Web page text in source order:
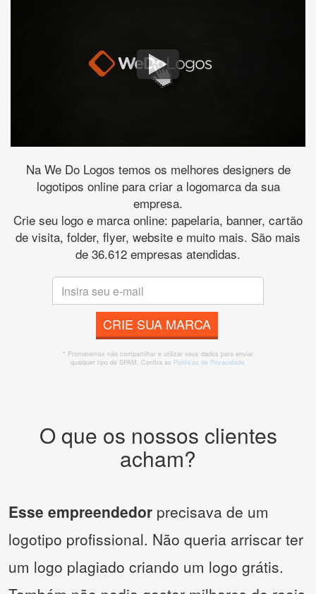
Na We Do Logos temos os melhores designers de
logotipos online para criar a logomarca da sua
empresa.
Crie seu logo e marca online: papelaria, banner, cartão
de visita, folder, flyer, website e muito mais. São mais
de 36.612 empresas atendidas.
CRIE SUA MARCA
* Prometemos não compartilhar e utilizar seus dados para enviar
qualquer tipo de SPAM. Confira as Políticas de Privacidade.
O que os nossos clientes
acham?
Esse empreendedor precisava de um
logotipo profissional. Não queria arriscar ter
um logo plagiado criando um logo grátis.